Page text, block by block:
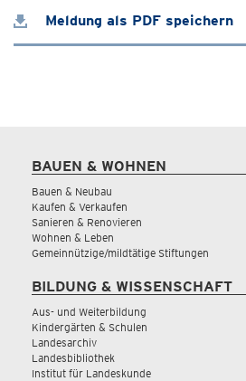
Meldung als PDF speichern
BAUEN & WOHNEN
Bauen & Neubau
Kaufen & Verkaufen
Sanieren & Renovieren
Wohnen & Leben
Gemeinnützige/mildtätige Stiftungen
BILDUNG & WISSENSCHAFT
Aus- und Weiterbildung
Kindergärten & Schulen
Landesarchiv
Landesbibliothek
Institut für Landeskunde